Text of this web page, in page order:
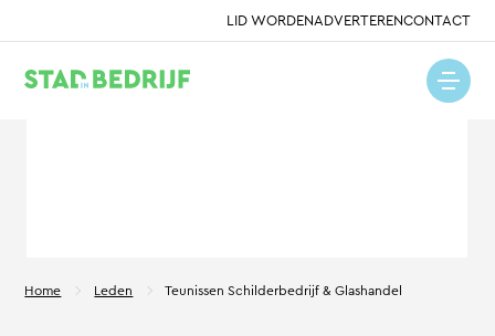
LID WORDENADVERTERENCONTACT
Home Leden Teunissen Schilderbedrijf & Glashandel